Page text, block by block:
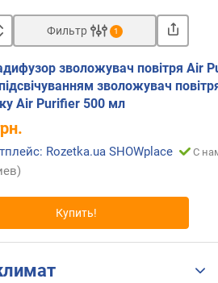
Фильтр 1
зволожувач повітря Air
зволожувач
Air Purifier 500 мл
Rozetka.ua SHOWplace С
Купить!